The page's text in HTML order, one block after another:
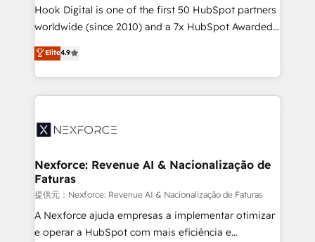
reach their full potential by providing transparent,
relationship-driven support. With over 300 HubSpot
technical know-how and strategic guidance you
need to succeed.
Hook Digital is one of the first 50 HubSpot partners
worldwide (since 2010) and a 7x HubSpot Awarded
Elite Partner. With 500+ projects across the U.S.,
Brazil, and LATAM, we combine global expertise with
regional experience. Today, we are Brazil’s largest
HubSpot Elite Partner—trusted by companies across
Implementation & Migration Onboarding across all
Station, Freshdesk, Intercom, and more. Custom
objects, automations, and integrations built for
growth. 🚀 AI-Driven GTM Orchestration Unify
HubSpot with LinkedIn, WhatsApp, email, paid
media, and AI voice to drive pipeline. 🤖 AI Custom
Elite4.9
Nexforce: Revenue AI & Nacionalização de
Faturas
提供元：Nexforce: Revenue AI & Nacionalização de Faturas
A Nexforce ajuda empresas a implementar otimizar
e operar a HubSpot com mais eficiência e